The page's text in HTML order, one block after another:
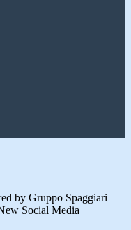
by Gruppo Spaggiari
Social Media